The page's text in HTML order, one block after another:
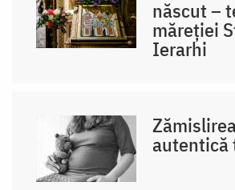
născut –
măreției
Ierarhi
autentică